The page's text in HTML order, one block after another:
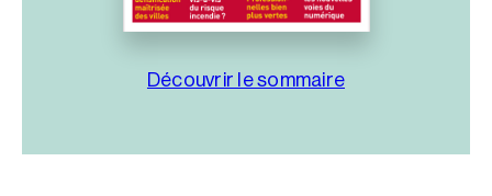
Découvrir le sommaire